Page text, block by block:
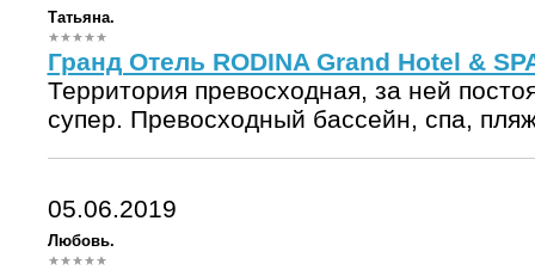
Татьяна.
Гранд Отель RODINA Grand Hotel &
Территория превосходная, за ней
супер. Превосходный бассейн, спа,
05.06.2019
Любовь.